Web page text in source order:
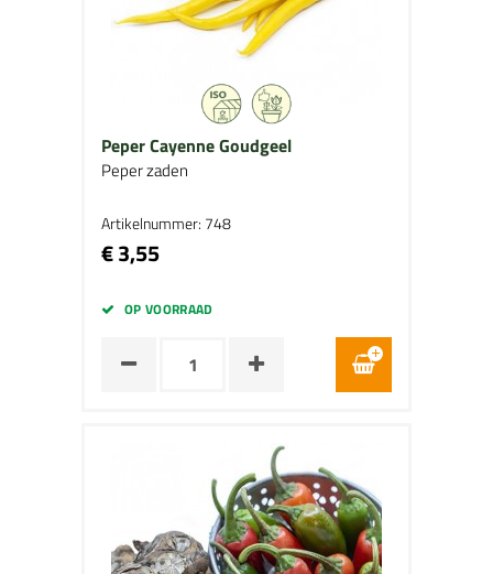
Peper Cayenne Goudgeel
Peper zaden
Artikelnummer: 748
€ 3,55
OP VOORRAAD